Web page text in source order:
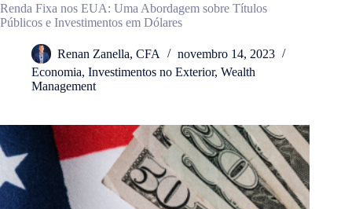
Renda Fixa nos EUA: Uma Abordagem sobre Títulos
Públicos e Investimentos em Dólares
Renan Zanella, CFA
novembro 14, 2023
Economia, Investimentos no Exterior, Wealth
Management